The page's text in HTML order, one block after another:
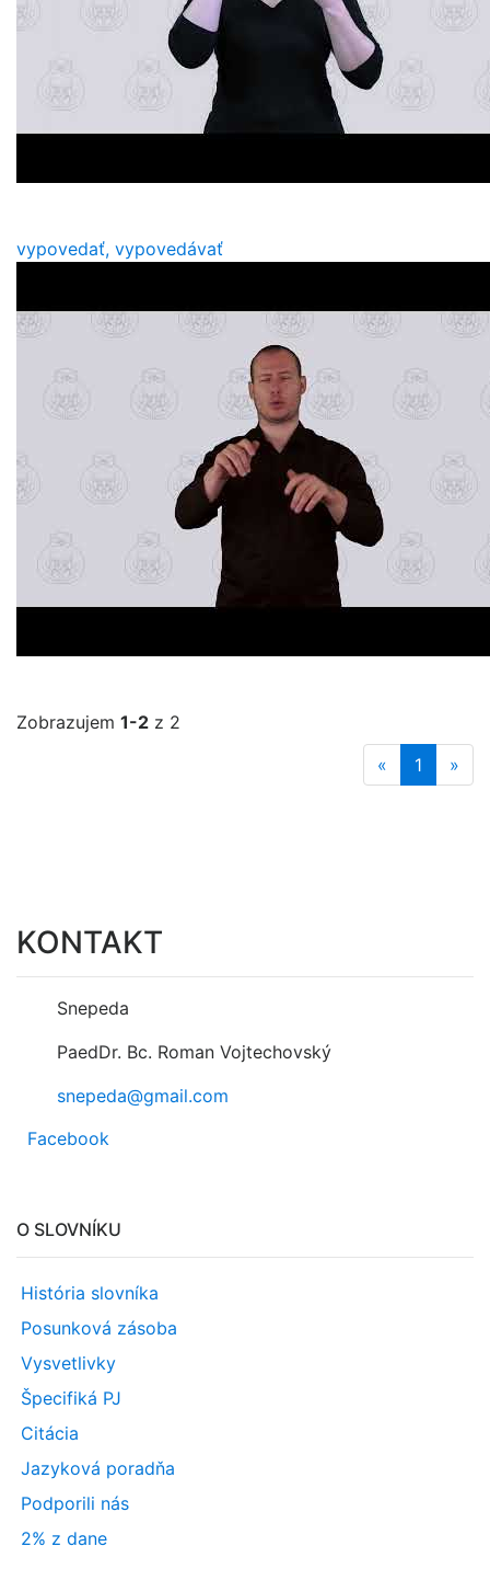
vypovedať, vypovedávať
Zobrazujem 1-2 z 2
«
1 »
KONTAKT
Snepeda
PaedDr. Bc. Roman Vojtechovský
snepeda@gmail.com
Facebook
O SLOVNÍKU
História slovníka
Posunková zásoba
Vysvetlivky
Špecifiká PJ
Citácia
Jazyková poradňa
Podporili nás
2% z dane